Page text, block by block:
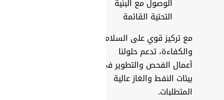
الوصول مع البنية
التحتية القائمة
مع تركيز قوي على السلامة
والكفاءة، تدعم حلولنا
أعمال الفحص والتطوير في
بيئات النفط والغاز عالية
المتطلبات.